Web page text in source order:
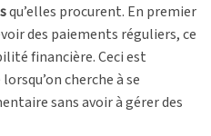
qu’elles procurent. En premier
des paiements réguliers, ce
financière. Ceci est
cherche à se
sans avoir à gérer des